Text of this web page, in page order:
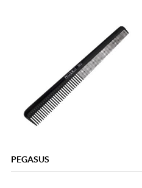
PEGASUS